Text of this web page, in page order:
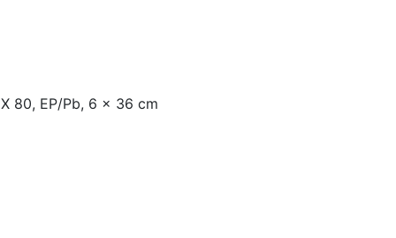
80, EP/Pb, 6 x 36 cm